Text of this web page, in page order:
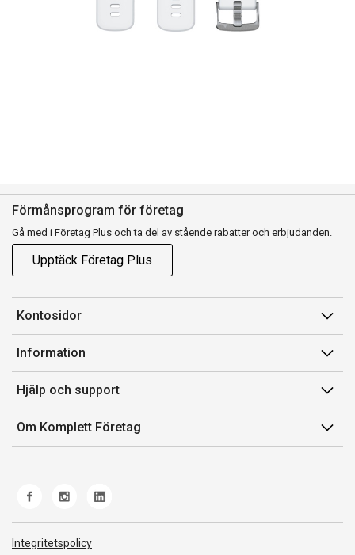
Förmånsprogram för företag
Gå med i Företag Plus och ta del av stående rabatter och erbjudanden.
Upptäck Företag Plus
Kontosidor
Mina sidor
Orderhistorik
Fakturor & Kvitton
Inköpslistor
Information
Försäljningsvillkor
Villkor för Komplett Företag Plus
Felsökning & guider
Hjälp och support
Kontakta oss
Kundservice
Frakt och leverans
Om Komplett Företag
Integritetspolicy